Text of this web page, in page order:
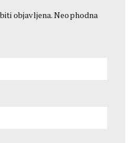
objavljena.Neophodna